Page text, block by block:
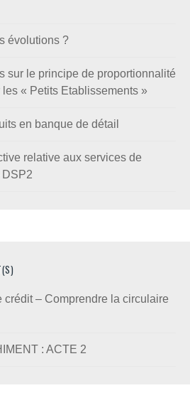
évolutions ?
sur le principe de proportionnalité
« Petits Etablissements »
en banque de détail
relative aux services de
DSP2
– Comprendre la circulaire
: ACTE 2